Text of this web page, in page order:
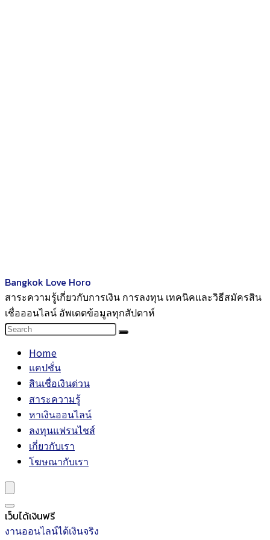
Bangkok Love Horo
สาระความรู้เกี่ยวกับการเงิน การลงทุน เทคนิคและวิธีสมัครสิน
เชื่อออนไลน์ อัพเดตข้อมูลทุกสัปดาห์
Home
แคปชั่น
สินเชื่อเงินด่วน
สาระความรู้
หาเงินออนไลน์
ลงทุนแฟรนไชส์
เกี่ยวกับเรา
โฆษณากับเรา
เว็บได้เงินฟรี
งานออนไลน์ได้เงินจริง